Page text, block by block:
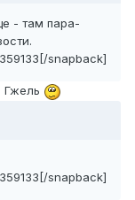
- там пара-
359133[/snapback]
Гжель
359133[/snapback]